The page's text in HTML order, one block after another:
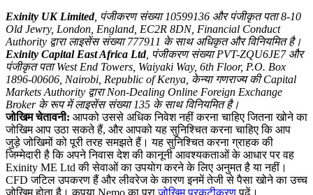
Exinity UK Limited, पंजीकरण संख्या 10599136 और पंजीकृत पता 8-10
Old Jewry, London, England, EC2R 8DN, Financial Conduct
Authority द्वारा लाइसेंस संख्या 777911 के साथ अधिकृत और विनियमित है।
Exinity Capital East Africa Ltd, पंजीकरण संख्या PVT-ZQU6JE7 और
पंजीकृत पता West End Towers, Waiyaki Way, 6th Floor, P.O. Box
1896-00606, Nairobi, Republic of Kenya, केन्या गणराज्य की Capital
Markets Authority द्वारा Non-Dealing Online Foreign Exchange
Broker के रूप में लाइसेंस संख्या 135 के साथ विनियमित है।
जोखिम चेतावनी: आपको उससे अधिक निवेश नहीं करना चाहिए जितना खोने का
जोखिम आप उठा सकते हैं, और आपको यह सुनिश्चित करना चाहिए कि आप
जुड़े जोखिमों को पूरी तरह समझते हैं। यह सुनिश्चित करना ग्राहक की
जिम्मेदारी है कि अपने निवास देश की कानूनी आवश्यकताओं के आधार पर वह
Exinity ME Ltd की सेवाओं का उपयोग करने के लिए अनुमत है या नहीं।
CFD जटिल उपकरण हैं और लीवरेज के कारण इनमें तेजी से पैसा खोने का उच्च